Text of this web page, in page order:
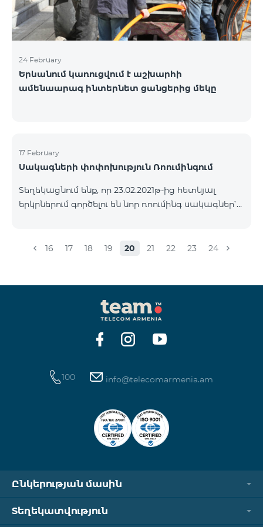
24 February
Երևանում կառուցվում է աշխարհի
ամենաարագ ինտերնետ ցանցերից մեկը
17 February
Սակագների փոփոխություն Ռոումինգում
Տեղեկացնում ենք, որ 23.02.2021թ-ից հետևյալ
երկրներում գործելու են նոր ռոումինգ սակագներ՝
Ելքային զանգեր Միջազգային՝ 2500 դրամ/րոպե
ցանկ՝ Բերմուդյան կղզիներ, Բուրկինա Ֆասո,
Կաբո Վերդե, Կուբա, Հասարակածային Գվինեա,
Եթովպիա, Գամբիա, Գվինեա, Մադագասկար,
Մալավի, Մալդիվներ, Մոնղոլիա, Նամիբիա, Նիգեր,
Սենեգալ, Սուդան, Սիրիա, Թունիս,
16 17 18 19 20 21 22 23 24
100 info@telecomarmenia.am
Ընկերության մասին
Տեղեկատվություն